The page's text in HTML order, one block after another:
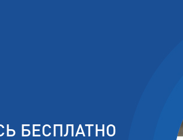
ПОДГОТОВКА В ЛИЦЕИ НА АНГЛИЙСКОМ
БЕСПЛАТНО